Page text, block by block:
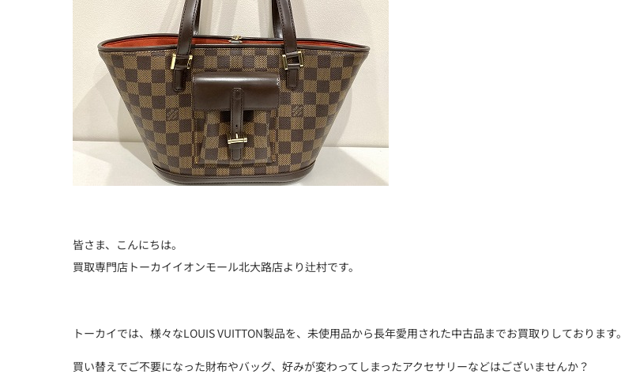
皆さま、こんにちは。
買取専門店トーカイイオンモール北大路店より辻村です。
トーカイでは、様々なLOUIS VUITTON製品を、未使用品から長年愛用された中古品までお買取りしております。
買い替えでご不要になった財布やバッグ、好みが変わってしまったアクセサリーなどはございませんか？